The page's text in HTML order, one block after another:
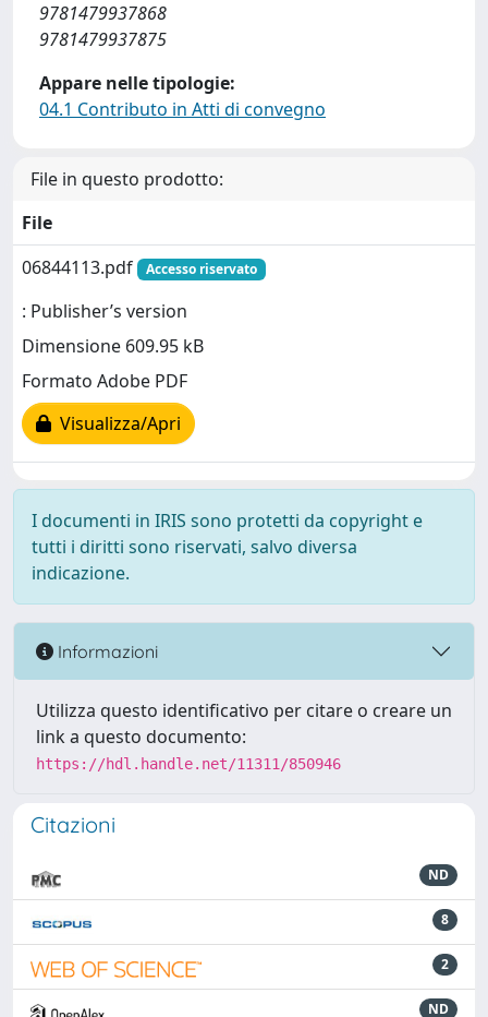
9781479937868
9781479937875
Appare nelle tipologie:
04.1 Contributo in Atti di convegno
File in questo prodotto:
File
06844113.pdf
Accesso riservato
: Publisher’s version
Dimensione 609.95 kB
Formato Adobe PDF
Visualizza/Apri
I documenti in IRIS sono protetti da copyright e
tutti i diritti sono riservati, salvo diversa
indicazione.
Informazioni
Utilizza questo identificativo per citare o creare un
link a questo documento:
https://hdl.handle.net/11311/850946
Citazioni
ND
8
2
ND